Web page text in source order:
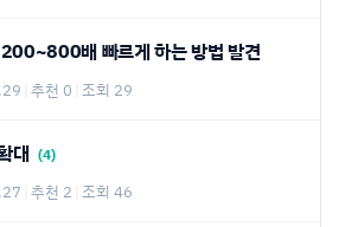
배 빠르게 하는 방법 발견
추천 0 조회 29
대 (4)
추천 2 조회 46